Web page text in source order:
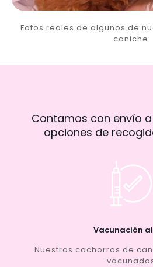
Fotos reales de algunos de
caniche
Contamos con envío
opciones de
Vacunación
Nuestros cachorros de